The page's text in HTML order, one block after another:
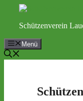
springenSchützenverein
Menü